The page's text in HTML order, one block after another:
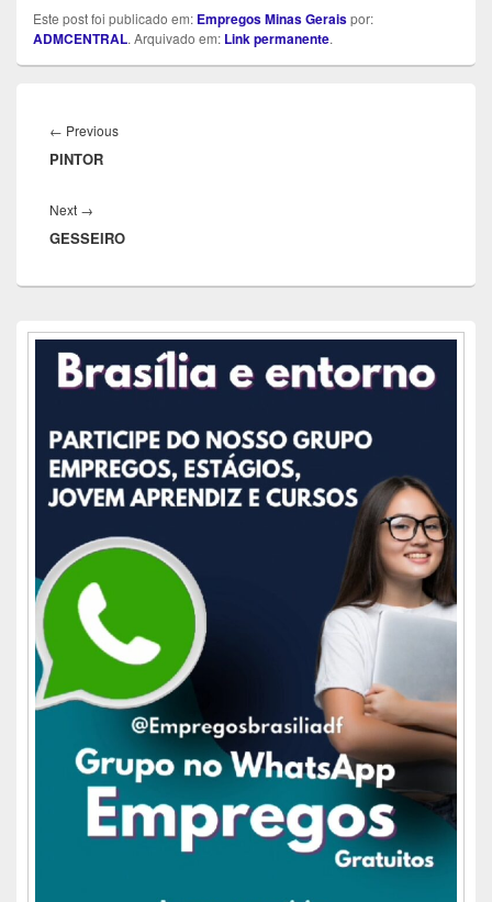
Este post foi publicado em: Empregos Minas Geraispor:
ADMCENTRAL. Arquivado em: Link permanente.
de
Post
← PreviousPrevious
PINTOR
Next →
post:
GESSEIRO
Área